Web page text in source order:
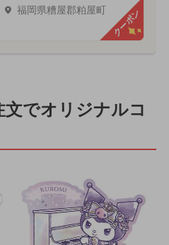
福岡県糟屋郡粕屋町 クーポン
でオリジナルコ